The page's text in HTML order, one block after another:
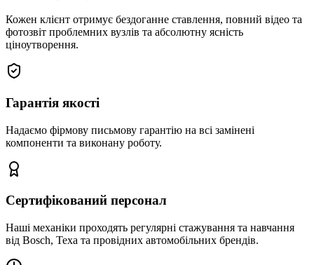
Кожен клієнт отримує бездоганне ставлення, повний відео та
фотозвіт проблемних вузлів та абсолютну ясність
ціноутворення.
Гарантія якості
Надаємо фірмову письмову гарантію на всі замінені
компоненти та виконану роботу.
Сертифікований персонал
Наші механіки проходять регулярні стажування та навчання
від Bosch, Texa та провідних автомобільних брендів.